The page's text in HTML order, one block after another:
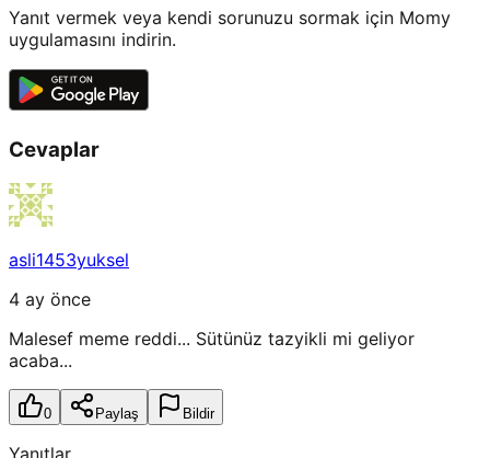
Yanıt vermek veya kendi sorunuzu sormak için Momy
uygulamasını indirin.
Cevaplar
asli1453yuksel
4 ay önce
Malesef meme reddi... Sütünüz tazyikli mi geliyor
acaba...
0 Paylaş Bildir
Yanıtlar